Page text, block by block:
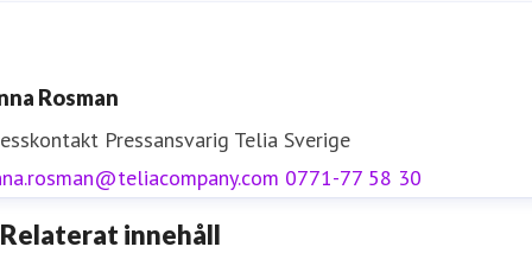
Rosman
Pressansvarig Telia Sverige
0771-77 58 30
Relaterat innehåll